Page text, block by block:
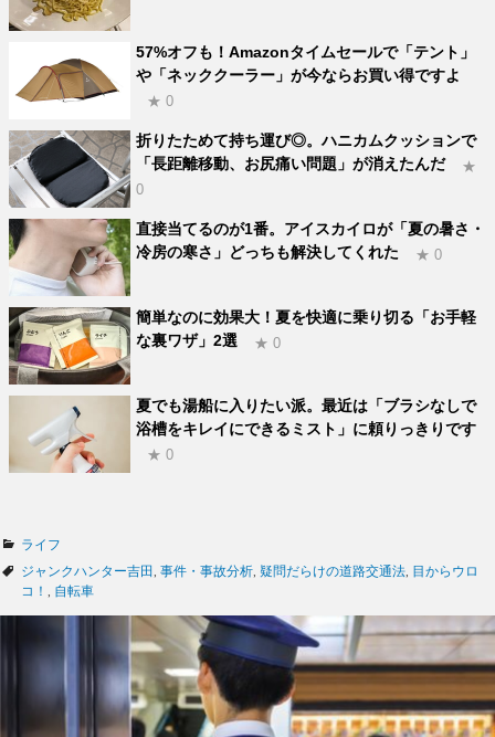
57%オフも！Amazonタイムセールで「テント」
や「ネッククーラー」が今ならお買い得ですよ
★ 0
折りたためて持ち運び◎。ハニカムクッションで
「長距離移動、お尻痛い問題」が消えたんだ
★
0
直接当てるのが1番。アイスカイロが「夏の暑さ・
冷房の寒さ」どっちも解決してくれた
★ 0
簡単なのに効果大！夏を快適に乗り切る「お手軽
な裏ワザ」2選
★ 0
夏でも湯船に入りたい派。最近は「ブラシなしで
浴槽をキレイにできるミスト」に頼りっきりです
★ 0
カ
テ
ライフ
タ
グ
ジャンクハンター吉田 事件・事故分析 疑問だらけの道路交通法
目からウロ
コ！
自転車